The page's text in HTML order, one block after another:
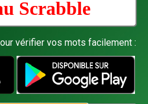
Scrabble
vérifier vos mots facilement :